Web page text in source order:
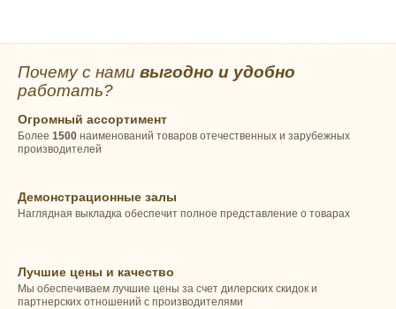
Почему с нами выгодно и удобно
работать?
Огромный ассортимент
Более 1500 наименований товаров отечественных и зарубежных
производителей
Демонстрационные залы
Наглядная выкладка обеспечит полное представление о товарах
Лучшие цены и качество
Мы обеспечиваем лучшие цены за счет дилерских скидок и
партнерских отношений с производителями